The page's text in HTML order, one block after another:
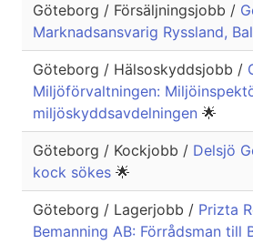
Göteborg / Försäljningsjobb /
Marknadsansvarig Ryssland,
Göteborg / Hälsoskyddsjobb /
Miljöförvaltningen:
miljöskyddsavdelningen 🌟
Göteborg / Kockjobb / Delsjö
kock sökes 🌟
Göteborg / Lagerjobb / Prizta
Bemanning AB: Förrådsman till